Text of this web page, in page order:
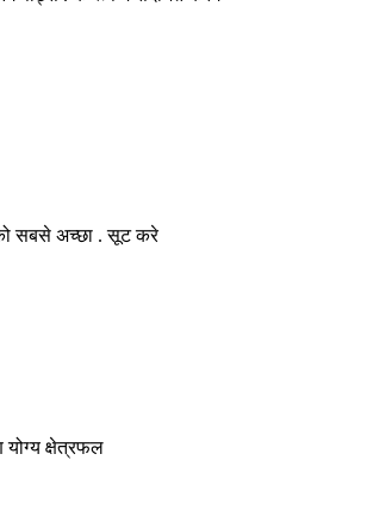
सबसे अच्छा . सूट करे
योग्य क्षेत्रफल